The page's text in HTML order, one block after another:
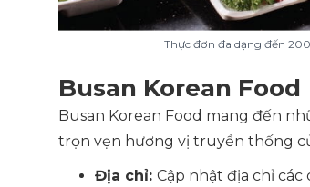
Thực đơn đa dạng đến
Busan Korean Food
Busan Korean Food mang đến
trọn vẹn hương vị truyền thống
Địa chỉ: Cập nhật địa chỉ các